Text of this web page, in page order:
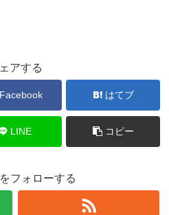
アする
Facebook はてブ
LINE コピー
フォローする